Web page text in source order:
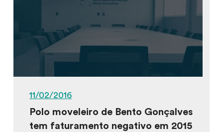
11/02/2016
Polo moveleiro de Bento Gonçalves
tem faturamento negativo em 2015